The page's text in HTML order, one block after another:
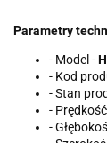
Parametry
- Model -
- Kod
- Stan
-
-